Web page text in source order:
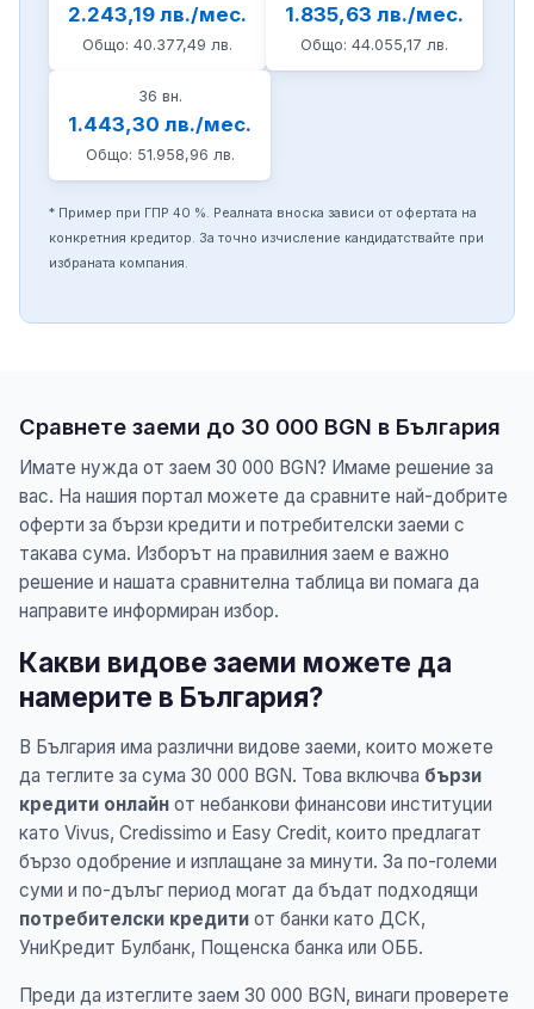
2.243,19 лв./мес.
Общо: 40.377,49 лв.
1.835,63 лв./мес.
Общо: 44.055,17 лв.
36 вн.
1.443,30 лв./мес.
Общо: 51.958,96 лв.
* Пример при ГПР 40 %. Реалната вноска зависи от офертата на
конкретния кредитор. За точно изчисление кандидатствайте при
избраната компания.
Сравнете заеми до 30 000 BGN в България
Имате нужда от заем 30 000 BGN? Имаме решение за
вас. На нашия портал можете да сравните най-добрите
оферти за бързи кредити и потребителски заеми с
такава сума. Изборът на правилния заем е важно
решение и нашата сравнителна таблица ви помага да
направите информиран избор.
Какви видове заеми можете да
намерите в България?
В България има различни видове заеми, които можете
да теглите за сума 30 000 BGN. Това включва бързи
кредити онлайн от небанкови финансови институции
като Vivus, Credissimo и Easy Credit, които предлагат
бързо одобрение и изплащане за минути. За по-големи
суми и по-дълъг период могат да бъдат подходящи
потребителски кредити от банки като ДСК,
УниКредит Булбанк, Пощенска банка или ОББ.
Преди да изтеглите заем 30 000 BGN, винаги проверете